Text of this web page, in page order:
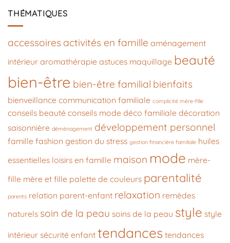
THÉMATIQUES
accessoires activités en famille aménagement
intérieur aromathérapie astuces maquillage beauté
bien-être bien-être familial bienfaits
bienveillance communication familiale complicité mère-fille
conseils beauté conseils mode déco familiale décoration
saisonnière déménagement développement personnel
famille fashion gestion du stress gestion financière familiale huiles
essentielles loisirs en famille maison mode mère-
fille mère et fille palette de couleurs parentalité
parents relation parent-enfant relaxation remèdes
naturels soin de la peau soins de la peau style style
intérieur sécurité enfant tendances tendances